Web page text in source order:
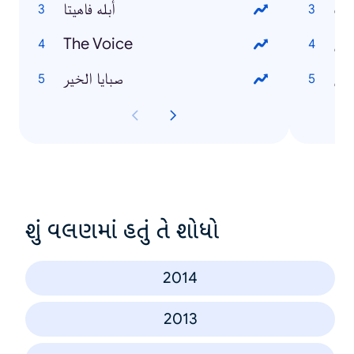
أبله فاهيتا
The Voice
صبايا الخير
શું વલણમાં હતું તે શોધો
2014
2013